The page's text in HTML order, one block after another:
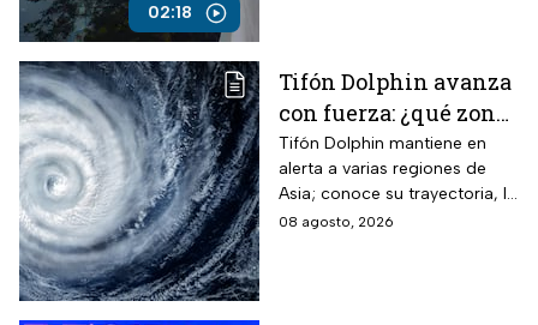
02:18
Tifón Dolphin avanza
con fuerza: ¿qué zonas
están en alerta?
Tifón Dolphin mantiene en
alerta a varias regiones de
Asia; conoce su trayectoria, la
fuerza de sus vientos y qué se
08 agosto, 2026